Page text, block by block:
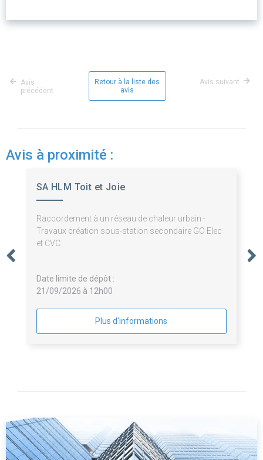
Avis
précédent
Retour à la liste des
avis
Avis suivant
Avis à proximité :
SA HLM Toit et Joie
Raccordement à un réseau de chaleur urbain -
Travaux création sous-station secondaire GO Elec
et CVC
Date limite de dépôt :
21/09/2026 à 12h00
Plus d'informations